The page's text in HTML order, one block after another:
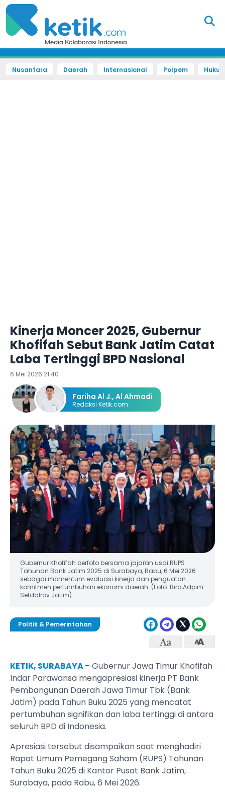
Nusantara Daerah Internasional Polpem
Kinerja Moncer 2025, Gubernur
Khofifah Sebut Bank Jatim Catat
Laba Tertinggi BPD Nasional
6 Mei 2026 21:40
Fariha Al J., Al Ahmadi
Redaksi Ketik.com
Gubernur Khofifah berfoto bersama jajaran usai RUPS
Tahunan Bank Jatim 2025 di Surabaya, Rabu, 6 Mei 2026
sebagai momentum evaluasi kinerja dan penguatan
komitmen pertumbuhan ekonomi daerah. (Foto: Biro Adpim
Setdalrov Jatim)
Politik & Pemerintahan
KETIK, SURABAYA– Gubernur Jawa Timur Khofifah
Indar Parawansa mengapresiasi kinerja PT Bank
Pembangunan Daerah Jawa Timur Tbk (Bank
Jatim) pada Tahun Buku 2025 yang mencatat
pertumbuhan signifikan dan laba tertinggi di antara
seluruh BPD di Indonesia.
Apresiasi tersebut disampaikan saat menghadiri
Rapat Umum Pemegang Saham (RUPS) Tahunan
Tahun Buku 2025 di Kantor Pusat Bank Jatim,
Surabaya, pada Rabu, 6 Mei 2026.